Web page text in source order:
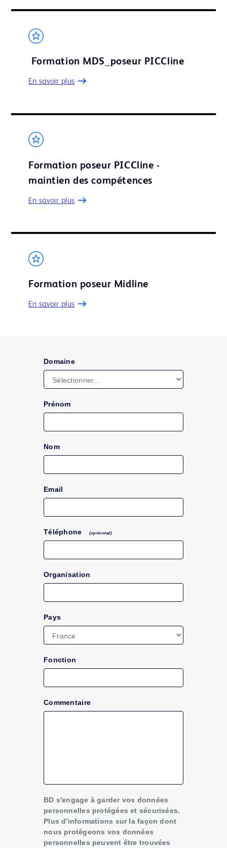
Formation MDS_poseur PICCline
En savoir plus
Formation poseur PICCline -
maintien des compétences
En savoir plus
Formation poseur Midline
En savoir plus
Domaine
Prénom
Nom
Email
Téléphone (optionnel)
Organisation
Pays
Fonction
Commentaire
BD s'engage à garder vos données
personnelles protégées et sécurisées.
Plus d'informations sur la façon dont
nous protégeons vos données
personnelles peuvent être trouvées